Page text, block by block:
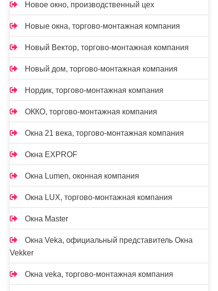
Новое окно, производственный цех
Новые окна, торгово-монтажная компания
Новый Вектор, торгово-монтажная компания
Новый дом, торгово-монтажная компания
Нордик, торгово-монтажная компания
ОККО, торгово-монтажная компания
Окна 21 века, торгово-монтажная компания
Окна EXPROF
Окна Lumen, оконная компания
Окна LUX, торгово-монтажная компания
Окна Master
Окна Veka, официальный представитель Окна
Vekker
Окна veka, торгово-монтажная компания